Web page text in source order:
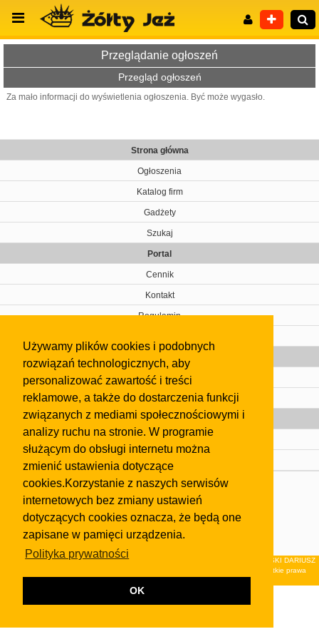
Używamy plików cookies i podobnych
rozwiązań technologicznych, aby
personalizować zawartość i treści
reklamowe, a także do dostarczenia funkcji
związanych z mediami społecznościowymi i
analizy ruchu na stronie. W programie
służącym do obsługi internetu można
zmienić ustawienia dotyczące
cookies.Korzystanie z naszych serwisów
internetowych bez zmiany ustawień
dotyczących cookies oznacza, że będą one
zapisane w pamięci urządzenia.
Polityka prywatności
OK
Przeglądanie ogłoszeń
Przegląd ogłoszeń
Za mało informacji do wyświetlenia ogłoszenia. Być może wygasło.
Strona główna
Ogłoszenia
Katalog firm
Gadżety
Szukaj
Portal
Cennik
Kontakt
Regulamin
Gazeta
Olkusz
Kontakt
Strefa dla biznesu
Biura nieruchomości
Dealerzy i autokomisy
Skontaktuj się z nami
regulaminuiPolityki Prywatności.
Klauzula FB
© 2026Wydawnictwo NEON sp. z o.o. (dawniej: FIRMA NEON MAREK KLUCZEWSKI DARIUSZ
KRAWCZYK s.c.) z siedzibą w Olkuszu, ul.Żuradzka 15, 32-300 Olkusz . Wszystkie prawa